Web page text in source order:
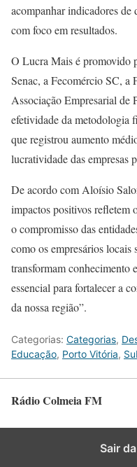
acompanhar indicadores de
com foco em resultados.
O Lucra Mais é promovido
Senac, a Fecomércio SC,
Associação Empresarial de
efetividade da metodologia
que registrou aumento
lucratividade das empresas
De acordo com Aloísio
impactos positivos refletem
o compromisso das
como os empresários
transformam conhecimento
essencial para fortalecer a
da nossa região”.
Categorias: Categorias,
Educação, Porto Vitória,
Rádio Colmeia FM
Sair